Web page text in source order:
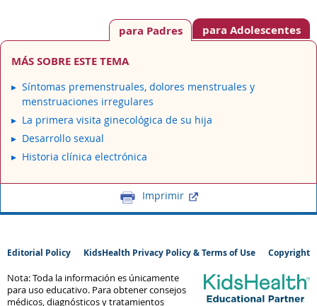
para Adolescentes
para Padres
MÁS SOBRE ESTE TEMA
Síntomas premenstruales, dolores menstruales y
menstruaciones irregulares
La primera visita ginecológica de su hija
Desarrollo sexual
Historia clínica electrónica
Imprimir
Editorial Policy KidsHealth Privacy Policy & Terms of Use Copyright
Nota: Toda la información es únicamente
para uso educativo. Para obtener consejos
médicos, diagnósticos y tratamientos